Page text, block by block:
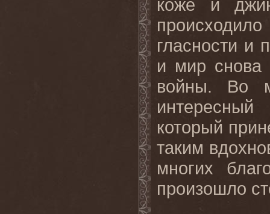
коже и
гласности и
и мир снова
войны. Во
который
таким
многих
произошло